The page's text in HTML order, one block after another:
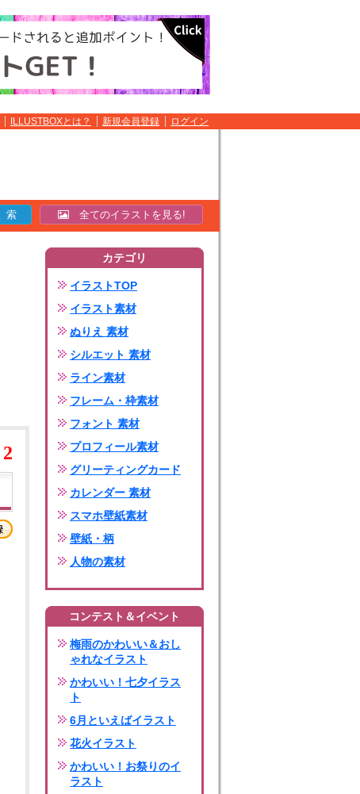
ILLUSTBOXとは？ 新規会員登録 ログイン
全てのイラストを見る!
2
カテゴリ
イラストTOP
イラスト素材
ぬりえ 素材
シルエット 素材
ライン素材
フレーム・枠素材
フォント 素材
プロフィール素材
グリーティングカード
カレンダー 素材
スマホ壁紙素材
壁紙・柄
人物の素材
コンテスト＆イベント
梅雨のかわいい＆おし
ゃれなイラスト
かわいい！七夕イラス
ト
6月といえばイラスト
花火イラスト
かわいい！お祭りのイ
ラスト